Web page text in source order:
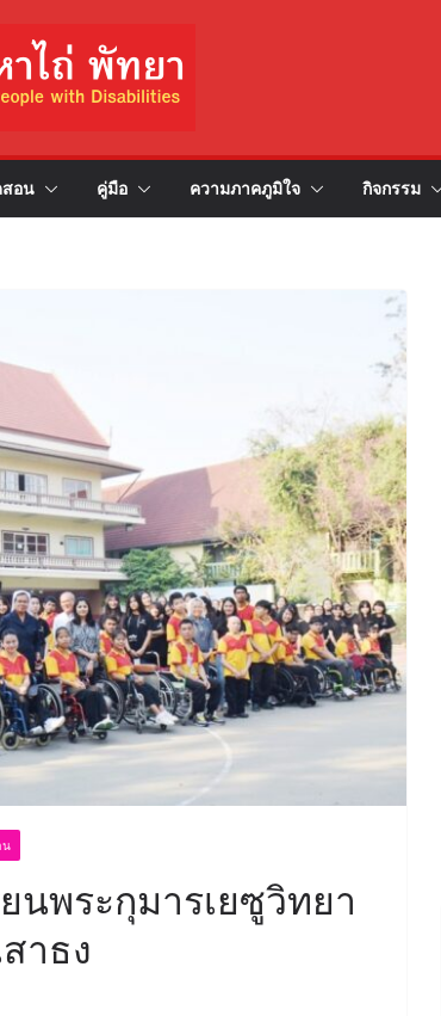
อน คู่มือ ความภาคภูมิใจ กิจกรรม
น
นพระกุมารเยซูวิทยา
าธง